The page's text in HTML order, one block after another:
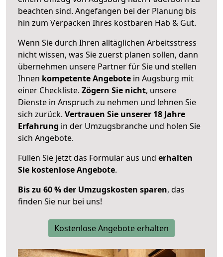
beachten sind. Angefangen bei der Planung bis
hin zum Verpacken Ihres kostbaren Hab & Gut.
Wenn Sie durch Ihren alltäglichen Arbeitsstress
nicht wissen, was Sie zuerst planen sollen, dann
übernehmen unsere Partner für Sie und stellen
Ihnen kompetente Angebote in Augsburg mit
einer Checkliste. Zögern Sie nicht, unsere
Dienste in Anspruch zu nehmen und lehnen Sie
sich zurück. Vertrauen Sie unserer 18 Jahre
Erfahrung in der Umzugsbranche und holen Sie
sich Angebote.
Füllen Sie jetzt das Formular aus und erhalten
Sie kostenlose Angebote.
Bis zu 60 % der Umzugskosten sparen, das
finden Sie nur bei uns!
Kostenlose Angebote erhalten